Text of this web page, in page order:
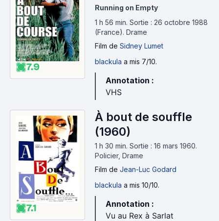
7.9
Running on Empty
1 h 56 min. Sortie : 26 octobre 1988
(France). Drame
Film de Sidney Lumet
blackula a mis 7/10.
Annotation :
VHS
7.1
À bout de souffle
(1960)
1 h 30 min. Sortie : 16 mars 1960.
Policier, Drame
Film de Jean-Luc Godard
blackula a mis 10/10.
Annotation :
Vu au Rex à Sarlat